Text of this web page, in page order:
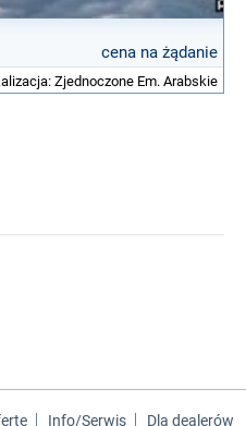
cena na żądanie
Zjednoczone Em. Arabskie
Info/Serwis Dla dealerów